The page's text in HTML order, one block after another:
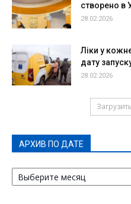
створено в
28.02.2026
Ліки у
дату
28.02.2026
АРХИВ ПО ДАТЕ
АРХИВ
ПО